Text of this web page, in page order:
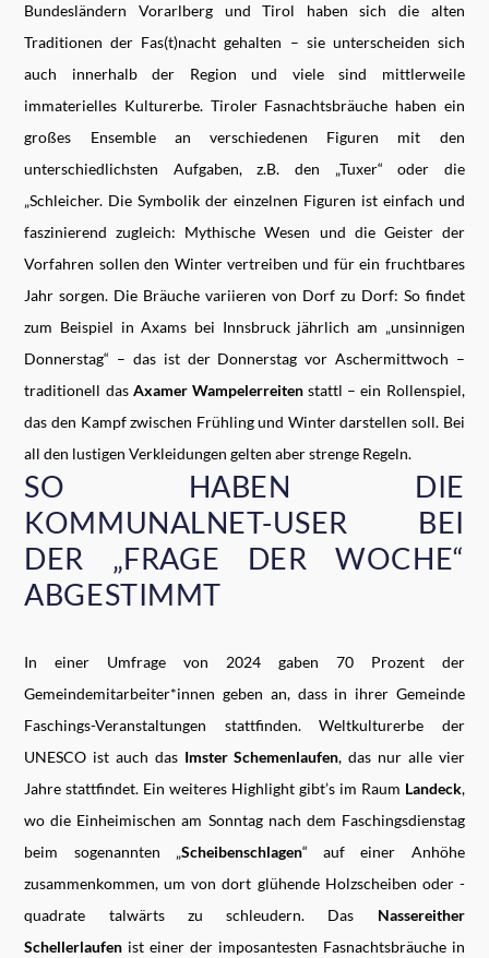
Bundesländern Vorarlberg und Tirol haben sich die alten
Traditionen der Fas(t)nacht gehalten – sie unterscheiden sich
auch innerhalb der Region und viele sind mittlerweile
immaterielles Kulturerbe. Tiroler Fasnachtsbräuche haben ein
großes Ensemble an verschiedenen Figuren mit den
unterschiedlichsten Aufgaben, z.B. den „Tuxer“ oder die
„Schleicher. Die Symbolik der einzelnen Figuren ist einfach und
faszinierend zugleich: Mythische Wesen und die Geister der
Vorfahren sollen den Winter vertreiben und für ein fruchtbares
Jahr sorgen. Die Bräuche variieren von Dorf zu Dorf: So findet
zum Beispiel in Axams bei Innsbruck jährlich am „unsinnigen
Donnerstag“ – das ist der Donnerstag vor Aschermittwoch –
traditionell das Axamer Wampelerreitenstattl – ein Rollenspiel,
das den Kampf zwischen Frühling und Winter darstellen soll. Bei
all den lustigen Verkleidungen gelten aber strenge Regeln.
SO HABEN DIE
KOMMUNALNET-USER BEI
DER „FRAGE DER WOCHE“
ABGESTIMMT
In einer Umfrage von 2024 gaben 70 Prozent der
Gemeindemitarbeiter*innen geben an, dass in ihrer Gemeinde
Faschings-Veranstaltungen stattfinden. Weltkulturerbe der
UNESCO ist auch das Imster Schemenlaufen, das nur alle vier
Jahre stattfindet. Ein weiteres Highlight gibt’s im Raum Landeck,
wo die Einheimischen am Sonntag nach dem Faschingsdienstag
beim sogenannten „Scheibenschlagen“ auf einer Anhöhe
zusammenkommen, um von dort glühende Holzscheiben oder -
quadrate talwärts zu schleudern. Das Nassereither
Schellerlaufen ist einer der imposantesten Fasnachtsbräuche in